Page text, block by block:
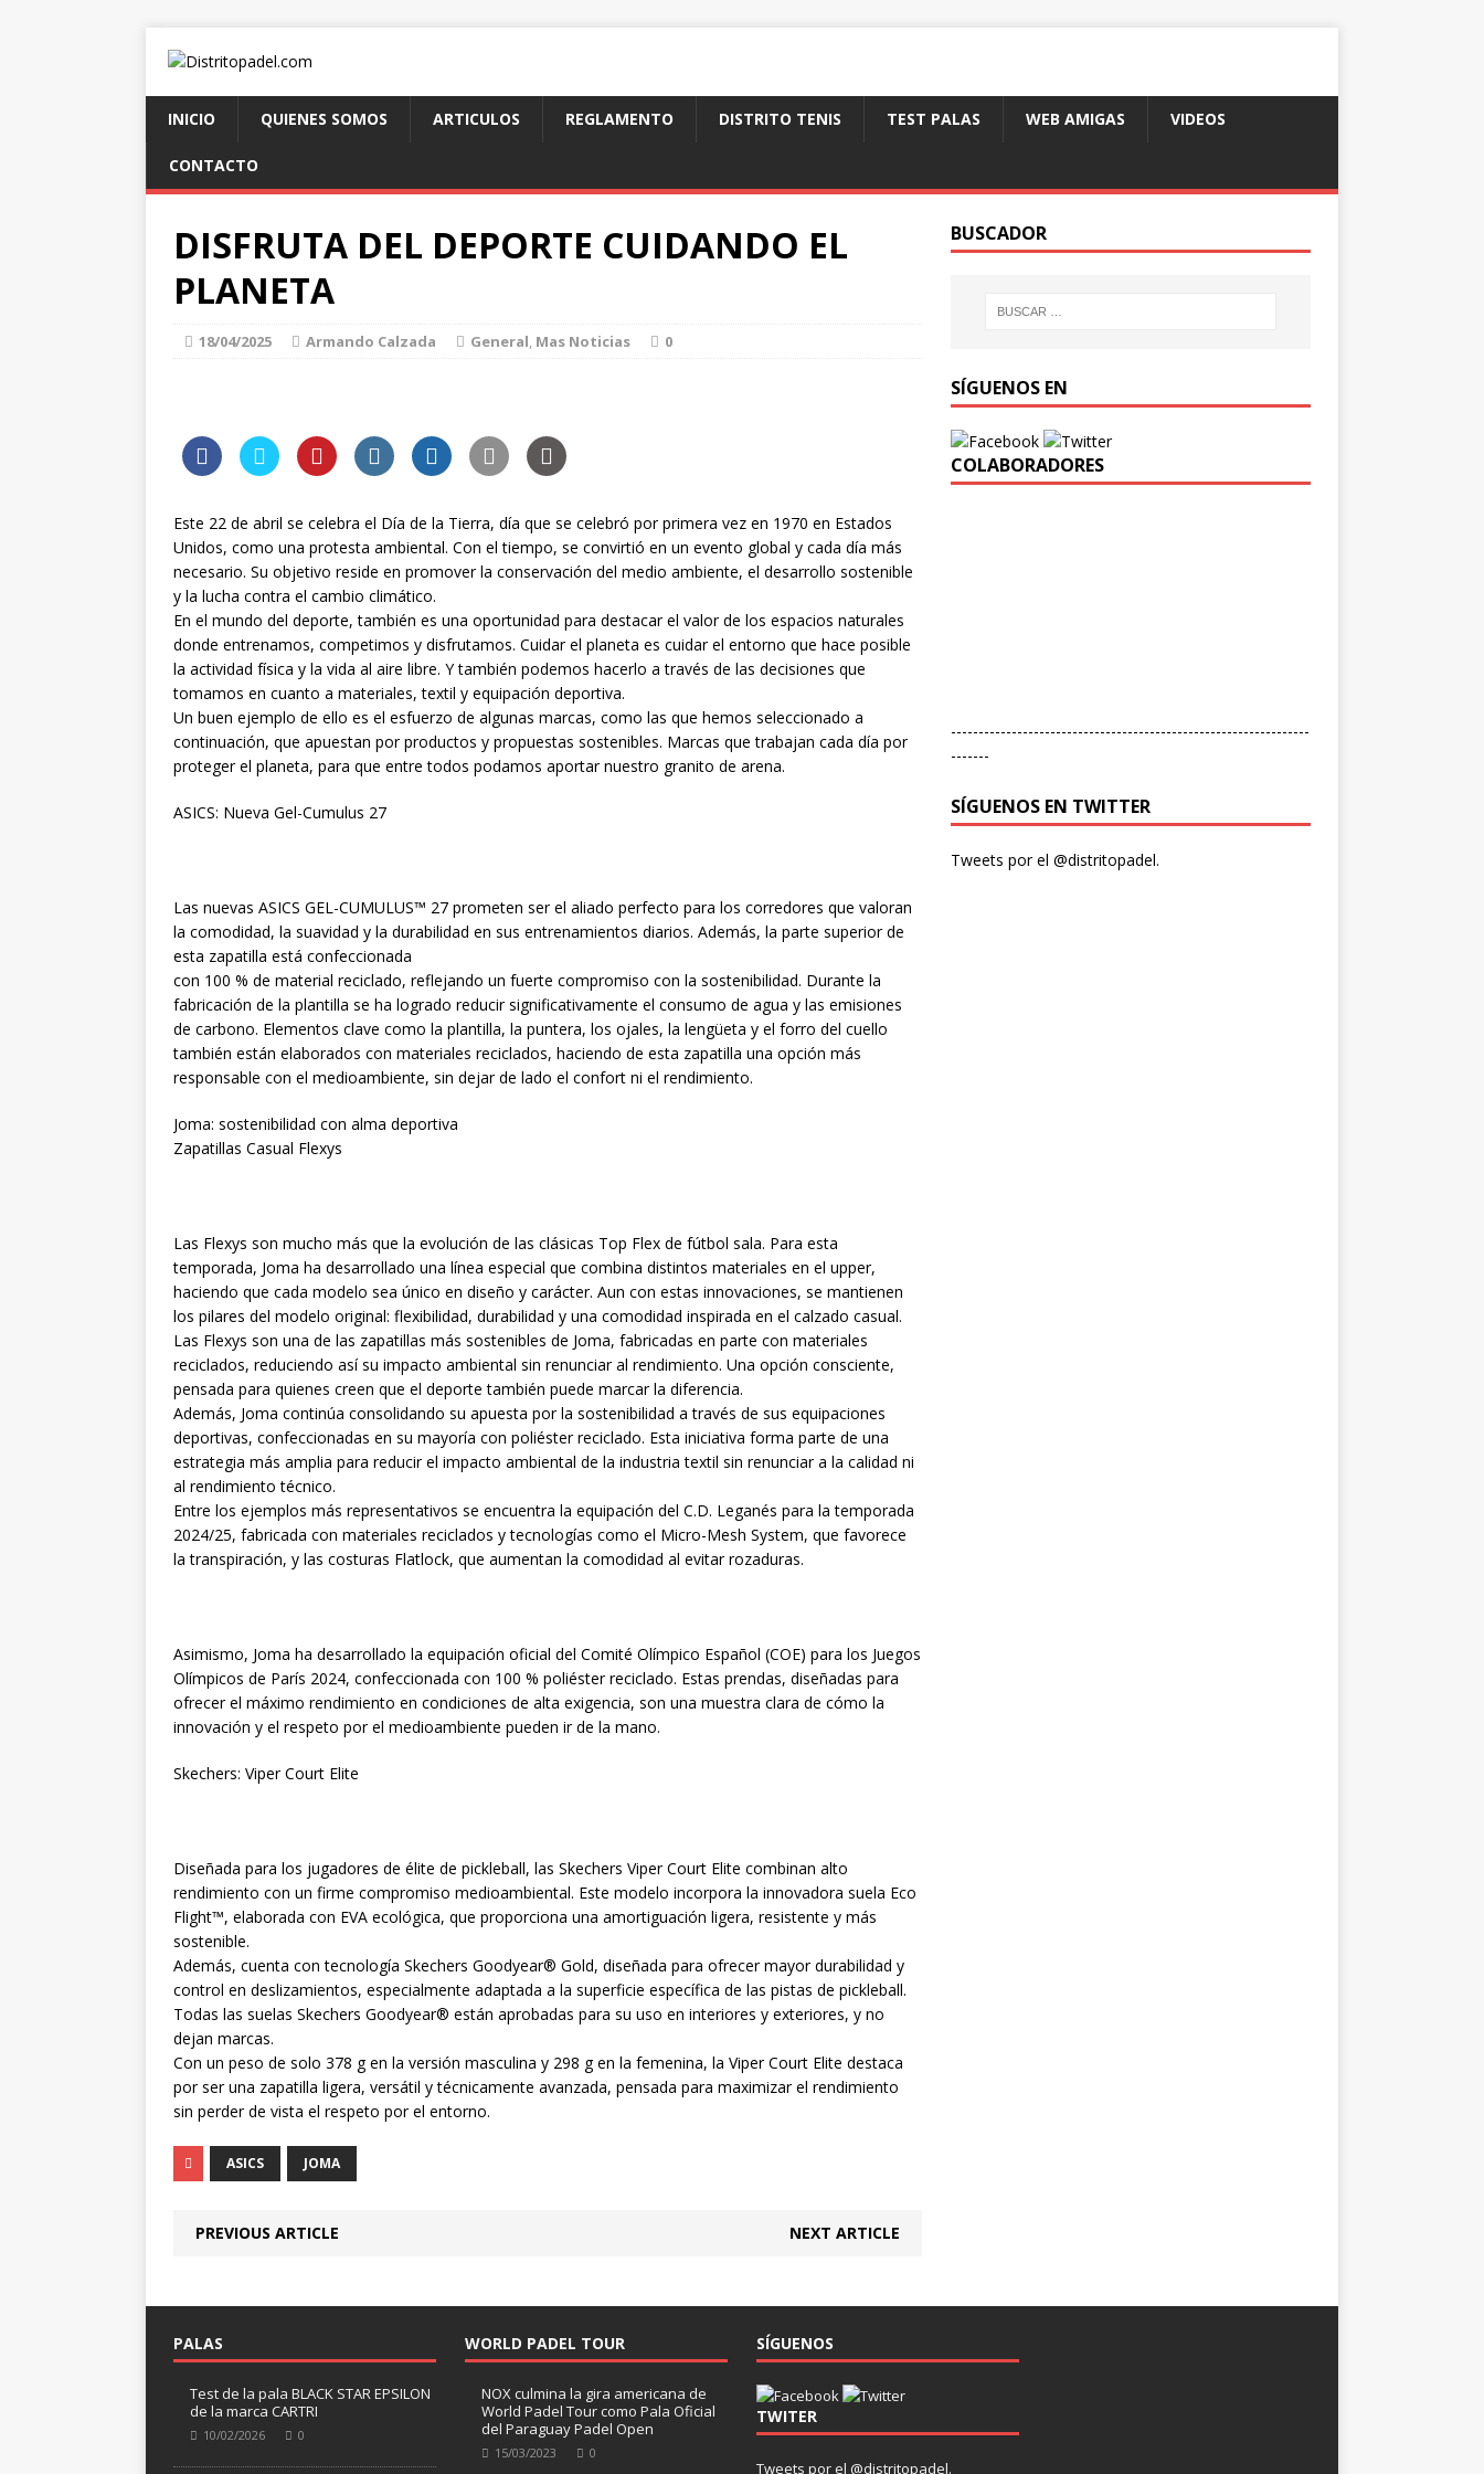
INICIO QUIENES SOMOS ARTICULOS REGLAMENTO DISTRITO TENIS TEST PALAS WEB AMIGAS VIDEOS
CONTACTO
DISFRUTA DEL DEPORTE CUIDANDO EL
PLANETA
18/04/2025 Armando Calzada General, Mas Noticias 0
Este 22 de abril se celebra el Día de la Tierra, día que se celebró por primera vez en 1970 en Estados
Unidos, como una protesta ambiental. Con el tiempo, se convirtió en un evento global y cada día más
necesario. Su objetivo reside en promover la conservación del medio ambiente, el desarrollo sostenible
y la lucha contra el cambio climático.
En el mundo del deporte, también es una oportunidad para destacar el valor de los espacios naturales
donde entrenamos, competimos y disfrutamos. Cuidar el planeta es cuidar el entorno que hace posible
la actividad física y la vida al aire libre. Y también podemos hacerlo a través de las decisiones que
tomamos en cuanto a materiales, textil y equipación deportiva.
Un buen ejemplo de ello es el esfuerzo de algunas marcas, como las que hemos seleccionado a
continuación, que apuestan por productos y propuestas sostenibles. Marcas que trabajan cada día por
proteger el planeta, para que entre todos podamos aportar nuestro granito de arena.
ASICS: Nueva Gel-Cumulus 27
Las nuevas ASICS GEL-CUMULUS™ 27 prometen ser el aliado perfecto para los corredores que valoran
la comodidad, la suavidad y la durabilidad en sus entrenamientos diarios. Además, la parte superior de
esta zapatilla está confeccionada
con 100 % de material reciclado, reflejando un fuerte compromiso con la sostenibilidad. Durante la
fabricación de la plantilla se ha logrado reducir significativamente el consumo de agua y las emisiones
de carbono. Elementos clave como la plantilla, la puntera, los ojales, la lengüeta y el forro del cuello
también están elaborados con materiales reciclados, haciendo de esta zapatilla una opción más
responsable con el medioambiente, sin dejar de lado el confort ni el rendimiento.
Joma: sostenibilidad con alma deportiva
Zapatillas Casual Flexys
Las Flexys son mucho más que la evolución de las clásicas Top Flex de fútbol sala. Para esta
temporada, Joma ha desarrollado una línea especial que combina distintos materiales en el upper,
haciendo que cada modelo sea único en diseño y carácter. Aun con estas innovaciones, se mantienen
los pilares del modelo original: flexibilidad, durabilidad y una comodidad inspirada en el calzado casual.
Las Flexys son una de las zapatillas más sostenibles de Joma, fabricadas en parte con materiales
reciclados, reduciendo así su impacto ambiental sin renunciar al rendimiento. Una opción consciente,
pensada para quienes creen que el deporte también puede marcar la diferencia.
Además, Joma continúa consolidando su apuesta por la sostenibilidad a través de sus equipaciones
deportivas, confeccionadas en su mayoría con poliéster reciclado. Esta iniciativa forma parte de una
estrategia más amplia para reducir el impacto ambiental de la industria textil sin renunciar a la calidad ni
al rendimiento técnico.
Entre los ejemplos más representativos se encuentra la equipación del C.D. Leganés para la temporada
2024/25, fabricada con materiales reciclados y tecnologías como el Micro-Mesh System, que favorece
la transpiración, y las costuras Flatlock, que aumentan la comodidad al evitar rozaduras.
Asimismo, Joma ha desarrollado la equipación oficial del Comité Olímpico Español (COE) para los Juegos
Olímpicos de París 2024, confeccionada con 100 % poliéster reciclado. Estas prendas, diseñadas para
ofrecer el máximo rendimiento en condiciones de alta exigencia, son una muestra clara de cómo la
innovación y el respeto por el medioambiente pueden ir de la mano.
Skechers: Viper Court Elite
Diseñada para los jugadores de élite de pickleball, las Skechers Viper Court Elite combinan alto
rendimiento con un firme compromiso medioambiental. Este modelo incorpora la innovadora suela Eco
Flight™, elaborada con EVA ecológica, que proporciona una amortiguación ligera, resistente y más
sostenible.
Además, cuenta con tecnología Skechers Goodyear® Gold, diseñada para ofrecer mayor durabilidad y
control en deslizamientos, especialmente adaptada a la superficie específica de las pistas de pickleball.
Todas las suelas Skechers Goodyear® están aprobadas para su uso en interiores y exteriores, y no
dejan marcas.
Con un peso de solo 378 g en la versión masculina y 298 g en la femenina, la Viper Court Elite destaca
por ser una zapatilla ligera, versátil y técnicamente avanzada, pensada para maximizar el rendimiento
sin perder de vista el respeto por el entorno.
ASICS JOMA
PREVIOUS ARTICLE NEXT ARTICLE
BUSCADOR
SÍGUENOS EN
COLABORADORES
-----------------------------------------------------------------
-------
SÍGUENOS EN TWITTER
Tweets por el @distritopadel.
PALAS
Test de la pala BLACK STAR EPSILON
de la marca CARTRI
10/02/2026 0
WORLD PADEL TOUR
NOX culmina la gira americana de
World Padel Tour como Pala Oficial
del Paraguay Padel Open
15/03/2023 0
SÍGUENOS
TWITER
Tweets por el @distritopadel.